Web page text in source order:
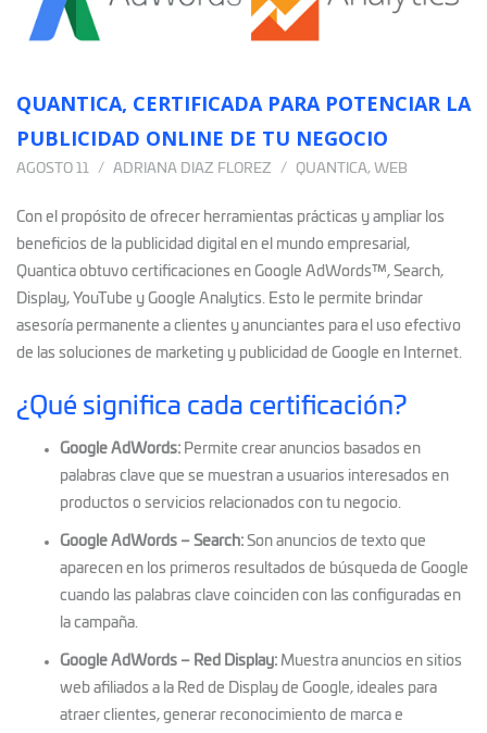
QUANTICA, CERTIFICADA PARA POTENCIAR LA
PUBLICIDAD ONLINE DE TU NEGOCIO
AGOSTO 11 ADRIANA DIAZ FLOREZ QUANTICA, WEB
Con el propósito de ofrecer herramientas prácticas y ampliar los
beneficios de la publicidad digital en el mundo empresarial,
Quantica obtuvo certificaciones en Google AdWords™, Search,
Display, YouTube y Google Analytics. Esto le permite brindar
asesoría permanente a clientes y anunciantes para el uso efectivo
de las soluciones de marketing y publicidad de Google en Internet.
¿Qué significa cada certificación?
Google AdWords: Permite crear anuncios basados en
palabras clave que se muestran a usuarios interesados en
productos o servicios relacionados con tu negocio.
Google AdWords – Search: Son anuncios de texto que
aparecen en los primeros resultados de búsqueda de Google
cuando las palabras clave coinciden con las configuradas en
la campaña.
Google AdWords – Red Display: Muestra anuncios en sitios
web afiliados a la Red de Display de Google, ideales para
atraer clientes, generar reconocimiento de marca e